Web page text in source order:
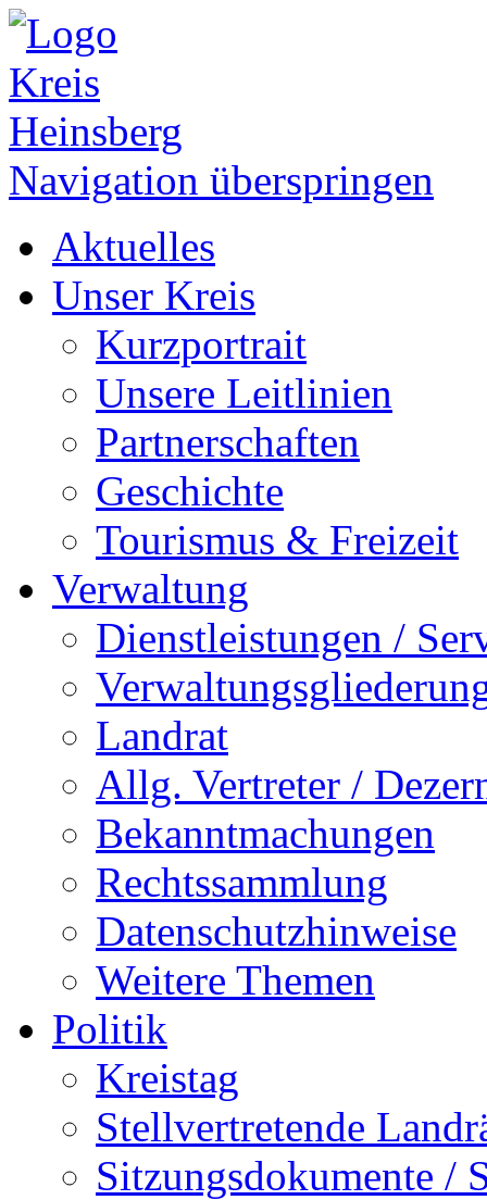
Navigation überspringen
Aktuelles
Unser Kreis
Kurzportrait
Unsere Leitlinien
Partnerschaften
Geschichte
Tourismus & Freizeit
Verwaltung
Dienstleistungen /
Landrat
Allg. Vertreter /
Bekanntmachungen
Rechtssammlung
Datenschutzhinweise
Weitere Themen
Politik
Kreistag
Stellvertretende
Sitzungsdokumente /